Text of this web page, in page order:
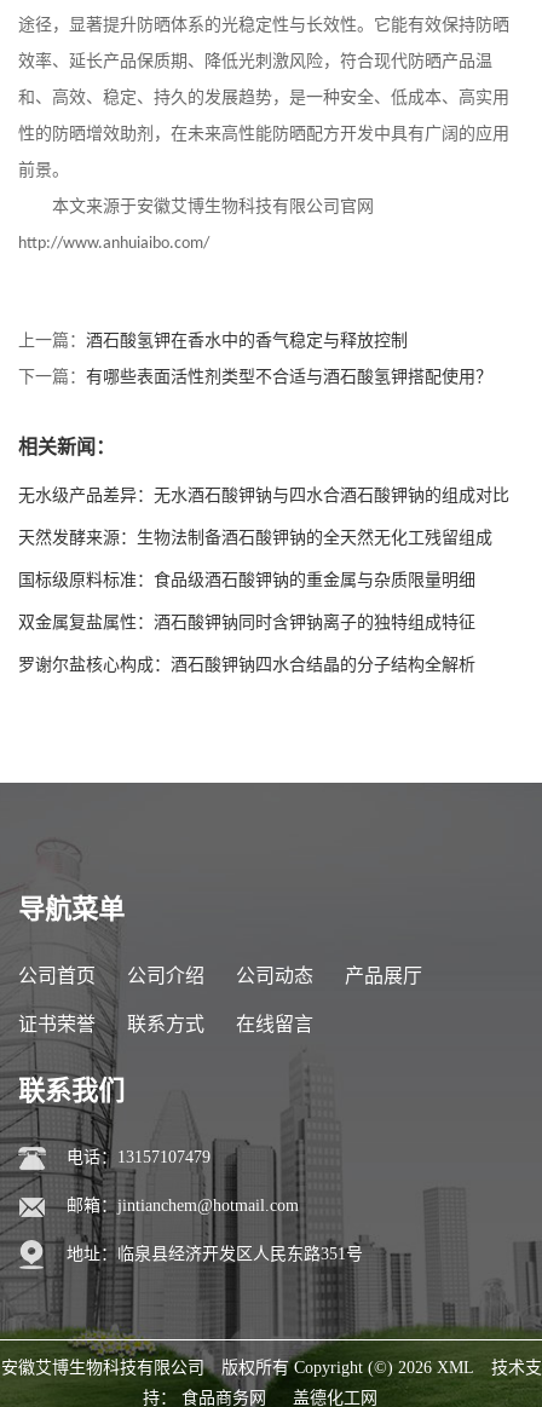
途径，显著提升防晒体系的光稳定性与长效性。它能有效保持防晒
效率、延长产品保质期、降低光刺激风险，符合现代防晒产品温
和、高效、稳定、持久的发展趋势，是一种安全、低成本、高实用
性的防晒增效助剂，在未来高性能防晒配方开发中具有广阔的应用
前景。
本文来源于安徽艾博生物科技有限公司官网
http://www.anhuiaibo.com/
上一篇： 酒石酸氢钾在香水中的香气稳定与释放控制
下一篇： 有哪些表面活性剂类型不合适与酒石酸氢钾搭配使用？
相关新闻：
无水级产品差异：无水酒石酸钾钠与四水合酒石酸钾钠的组成对比
天然发酵来源：生物法制备酒石酸钾钠的全天然无化工残留组成
国标级原料标准：食品级酒石酸钾钠的重金属与杂质限量明细
双金属复盐属性：酒石酸钾钠同时含钾钠离子的独特组成特征
罗谢尔盐核心构成：酒石酸钾钠四水合结晶的分子结构全解析
导航菜单
公司首页 公司介绍 公司动态 产品展厅
证书荣誉 联系方式 在线留言
联系我们
电话：13157107479
邮箱： jintianchem@hotmail.com
地址：临泉县经济开发区人民东路351号
安徽艾博生物科技有限公司 版权所有 Copyright (©) 2026 XML
技术支
持： 食品商务网 盖德化工网